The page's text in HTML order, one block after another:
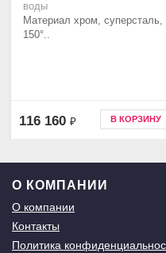
воды
Материал хром, суперсталь,
150°..
116 160 ₽ В КОРЗИНУ
О КОМПАНИИ
О компании
Контакты
Политика